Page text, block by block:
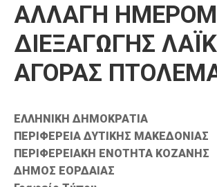
Προσκλήσεις
Αποφάσεις
Τηλέφωνα
ΑΛΛΑΓΗ
ΔΙΕΞΑΓΩΓΗΣ
ΑΓΟΡΑΣ
ΕΛΛΗΝΙΚΗ ΔΗΜΟΚΡΑΤΙΑ
ΠΕΡΙΦΕΡΕΙΑ ΔΥΤΙΚΗΣ ΜΑΚΕΔΟΝΙΑΣ
ΠΕΡΙΦΕΡΕΙΑΚΗ ΕΝΟΤΗΤΑ ΚΟΖΑΝΗΣ
ΔΗΜΟΣ ΕΟΡΔΑΙΑΣ